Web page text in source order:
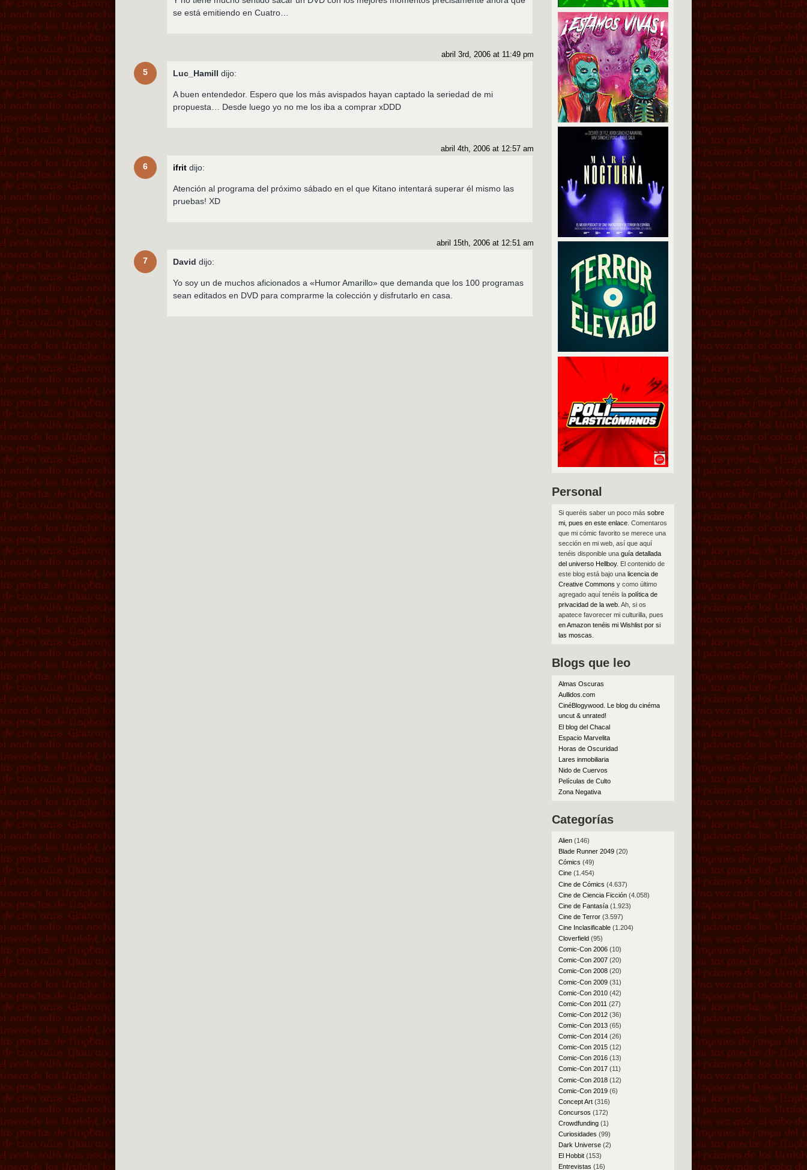
se está emitiendo en Cuatro…
5
abril 3rd, 2006 at 11:49 pm
Luc_Hamill dijo:
A buen entendedor. Espero que los más avispados hayan captado la seriedad de mi
propuesta… Desde luego yo no me los iba a comprar xDDD
6
abril 4th, 2006 at 12:57 am
ifrit dijo:
Atención al programa del próximo sábado en el que Kitano intentará superar él mismo las
pruebas! XD
7
abril 15th, 2006 at 12:51 am
David dijo:
Yo soy un de muchos aficionados a «Humor Amarillo» que demanda que los 100 programas
sean editados en DVD para comprarme la colección y disfrutarlo en casa.
Personal
Si queréis saber un poco más sobre
mi, pues en este enlace. Comentaros
que mi cómic favorito se merece una
sección en mi web, así que aquí
tenéis disponible una guía detallada
del universo Hellboy. El contenido de
este blog está bajo una licencia de
Creative Commons y como último
agregado aquí tenéis la política de
privacidad de la web. Ah, si os
apatece favorecer mi culturilla, pues
en Amazon tenéis mi Wishlist por si
las moscas
Blogs que leo
Almas Oscuras
Aullidos.com
CinéBlogywood. Le blog du cinéma
uncut & unrated!
El blog del Chacal
Espacio Marvelita
Horas de Oscuridad
Lares inmobiliaria
Nido de Cuervos
Películas de Culto
Zona Negativa
Categorías
Alien(146)
Blade Runner 2049(20)
Cómics (49)
Cine(1.454)
Cine de Cómics (4.637)
Cine de Ciencia Ficción(4.058)
Cine de Fantasía(1.923)
Cine de Terror(3.597)
Cine Inclasificable(1.204)
Cloverfield(95)
Comic-Con 2006(10)
Comic-Con 2007(20)
Comic-Con 2008(20)
Comic-Con 2009(31)
Comic-Con 2010(42)
Comic-Con 2011 (27)
Comic-Con 2012(36)
Comic-Con 2013(65)
Comic-Con 2014(26)
Comic-Con 2015(12)
Comic-Con 2016(13)
Comic-Con 2017(11)
Comic-Con 2018(12)
Comic-Con 2019(6)
Concept Art(316)
Concursos (172)
Crowdfunding(1)
Curiosidades (99)
Dark Universe(2)
El Hobbit(153)
Entrevistas (16)